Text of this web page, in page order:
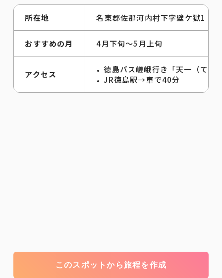
所在地 名東郡佐那河内村下字壁ケ獄1
おすすめの月 4月下旬～5月上旬
アクセス
徳島バス嵯峨行き「天一（て
JR徳島駅→車で40分
このスポットから旅程を作成